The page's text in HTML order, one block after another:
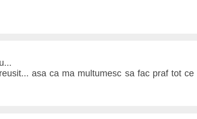
asa ca ma multumesc sa fac praf tot ce